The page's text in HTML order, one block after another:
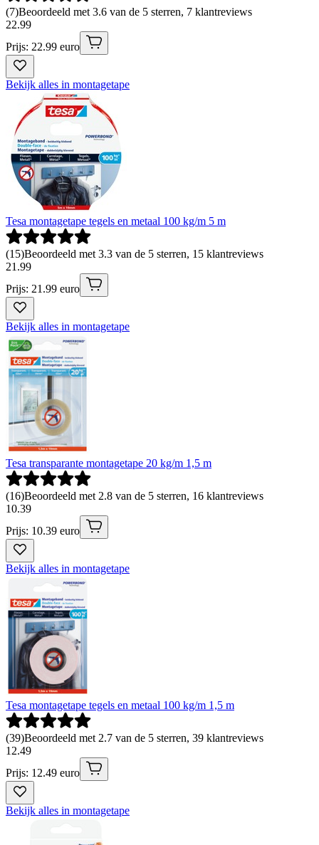
(7)Beoordeeld met 3.6 van de 5 sterren, 7 klantreviews
22.99
Prijs: 22.99 euro
Bekijk alles in montagetape
Tesa montagetape tegels en metaal 100 kg/m 5 m
(15)Beoordeeld met 3.3 van de 5 sterren, 15 klantreviews
21 .99
Prijs: 21.99 euro
Bekijk alles in montagetape
Tesa transparante montagetape 20 kg/m 1,5 m
(16)Beoordeeld met 2.8 van de 5 sterren, 16 klantreviews
10.39
Prijs: 10.39 euro
Bekijk alles in montagetape
Tesa montagetape tegels en metaal 100 kg/m 1,5 m
(39)Beoordeeld met 2.7 van de 5 sterren, 39 klantreviews
12.49
Prijs: 12.49 euro
Bekijk alles in montagetape